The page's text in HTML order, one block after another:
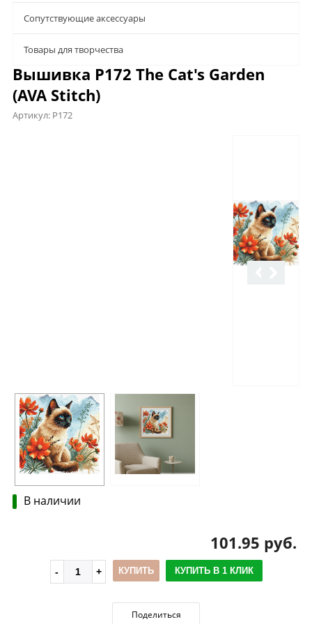
Сопутствующие аксессуары
Товары для творчества
Вышивка P172 The Cat's Garden
(AVA Stitch)
Артикул: P172
В наличии
101.95 руб.
КУПИТЬ КУПИТЬ В 1 КЛИК
Поделиться